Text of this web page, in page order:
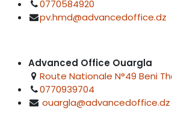
0770584920
pv.hmd@advancedoffice.dz
Advanced Office Ouargla
Route Nationale N°49 Beni
0770939704
ouargla@advancedoffice.dz